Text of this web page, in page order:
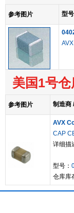
参考图片 型
美国1号仓
参考图片 制造商
AVX
CAP
详细描
型号：
仓库库